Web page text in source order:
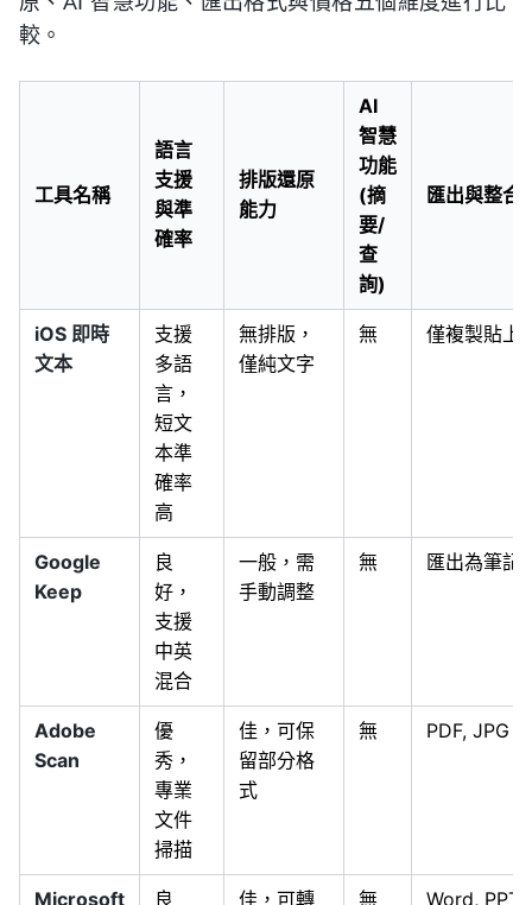
較。
工具名稱
語言
支援
與準
確率
排版還原
能力
AI
智慧
功能
(摘
要/
查
詢)
匯出與整合
iOS 即時
文本
支援
多語
言，
短文
本準
確率
高
無排版，
僅純文字
無 僅複製貼上
Google
Keep
良
好，
支援
中英
混合
一般，需
手動調整
無 匯出為筆記
Adobe
Scan
優
秀，
專業
文件
掃描
佳，可保
留部分格
式
無 PDF, JPG
Microsoft 良 佳，可轉 無 Word, PPT,